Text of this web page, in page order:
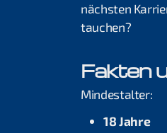
nächsten
tauchen?
Fakten
Mindestalter:
18 Jahre